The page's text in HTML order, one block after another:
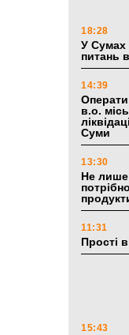
18:28
У Сумах
питань
14:39
в.о.
Суми
13:30
Не лише
11:31
Прості
15:43